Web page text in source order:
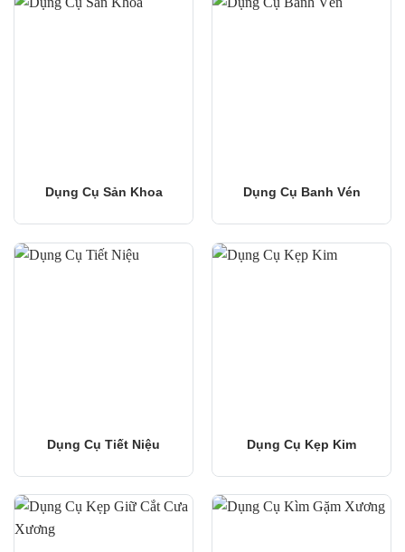
Dụng Cụ Sản Khoa Dụng Cụ Banh Vén
Dụng Cụ Tiết Niệu Dụng Cụ Kẹp Kim